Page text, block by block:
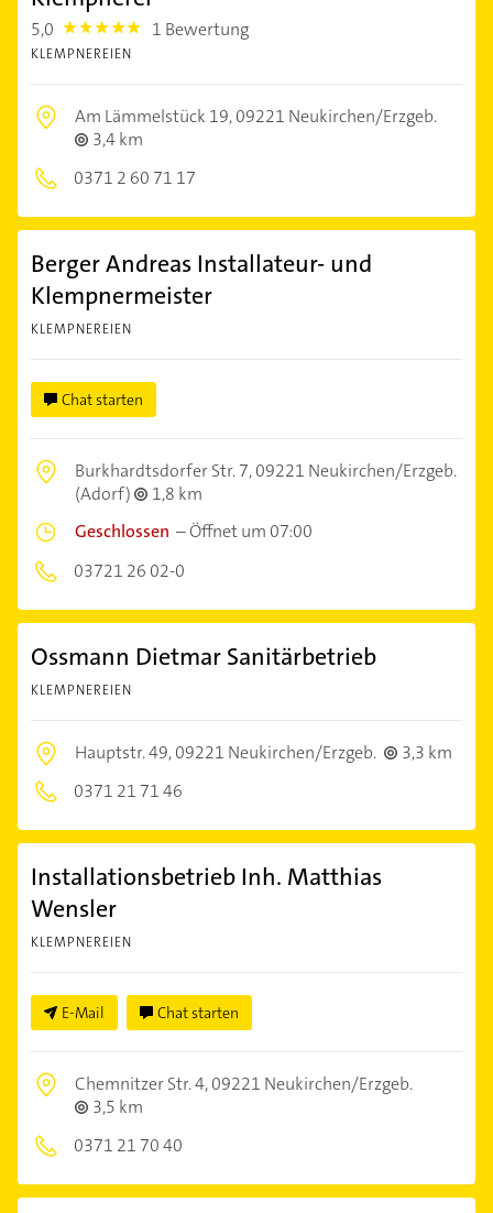
5,0 5.0 1 Bewertung
KLEMPNEREIEN
Am Lämmelstück 19,09221 Neukirchen/Erzgeb.
3,4 km
0371 2 60 71 17
Berger Andreas Installateur- und
Klempnermeister
KLEMPNEREIEN
Chat starten
Burkhardtsdorfer Str. 7,09221 Neukirchen/Erzgeb.
(Adorf)
1,8 km
Geschlossen –Öffnet um 07:00
03721 26 02-0
Ossmann Dietmar Sanitärbetrieb
KLEMPNEREIEN
Hauptstr. 49,09221 Neukirchen/Erzgeb.
3,3 km
0371 21 71 46
Installationsbetrieb Inh. Matthias
Wensler
KLEMPNEREIEN
E-Mail Chat starten
Chemnitzer Str. 4,09221 Neukirchen/Erzgeb.
3,5 km
0371 21 70 40